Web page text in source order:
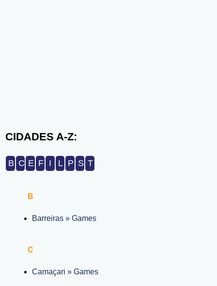
CIDADES A-Z:
B C E F I L P S T
B
Barreiras » Games
C
Camaçari » Games